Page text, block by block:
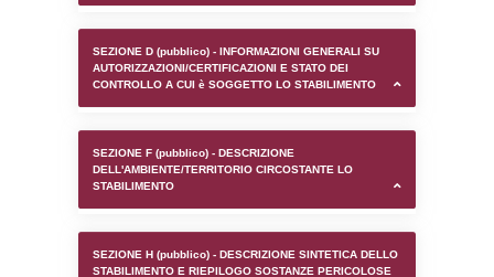
Stabilimento
comune di Zanica